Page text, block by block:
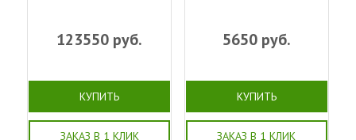
123550 руб.
КУПИТЬ
ЗАКАЗ В 1 КЛИК
5650руб.
КУПИТЬ
ЗАКАЗ В 1 КЛИК